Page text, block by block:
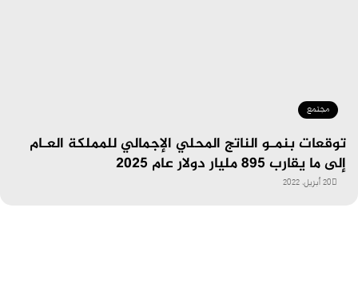
مجتمع
توقعات بنمـو الناتج المحلي الإجمالي للمملكة العـام
إلى ما يقارب 895 مليار دولار عام 2025
20 أبريل، 2022